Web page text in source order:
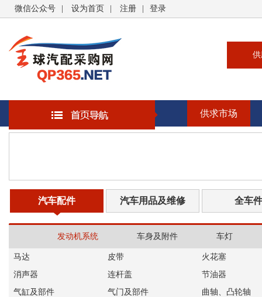
微信公众号 设为首页 注册 登录
供求市场
汽车配件 汽车用品及维修 全车件
发动机系统 车身及附件 车灯
马达 皮带
火花塞
消声器
连杆盖
节油器
气缸及部件
气门及部件
曲轴、凸轮轴